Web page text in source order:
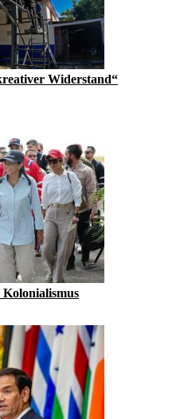
Widerstand“